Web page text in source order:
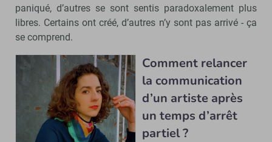
paniqué, d’autres se sont sentis paradoxalement plus
libres. Certains ont créé, d’autres n’y sont pas arrivé - ça
se comprend.
Comment relancer
la communication
d’un artiste après
un temps d’arrêt
partiel ?